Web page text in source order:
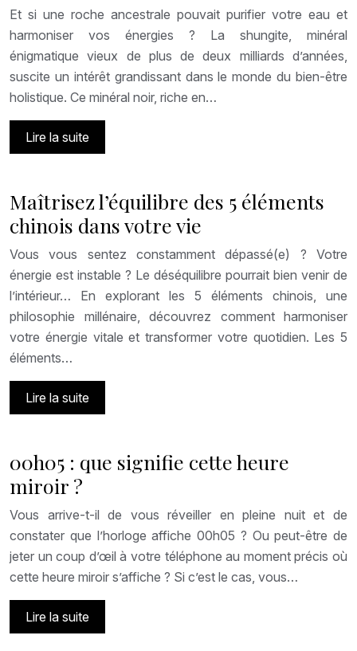
Et si une roche ancestrale pouvait purifier votre eau et
harmoniser vos énergies ? La shungite, minéral
énigmatique vieux de plus de deux milliards d’années,
suscite un intérêt grandissant dans le monde du bien-être
holistique. Ce minéral noir, riche en…
Lire la suite
Maîtrisez l’équilibre des 5 éléments
chinois dans votre vie
Vous vous sentez constamment dépassé(e) ? Votre
énergie est instable ? Le déséquilibre pourrait bien venir de
l’intérieur… En explorant les 5 éléments chinois, une
philosophie millénaire, découvrez comment harmoniser
votre énergie vitale et transformer votre quotidien. Les 5
éléments…
Lire la suite
00h05 : que signifie cette heure
miroir ?
Vous arrive-t-il de vous réveiller en pleine nuit et de
constater que l’horloge affiche 00h05 ? Ou peut-être de
jeter un coup d’œil à votre téléphone au moment précis où
cette heure miroir s’affiche ? Si c’est le cas, vous…
Lire la suite